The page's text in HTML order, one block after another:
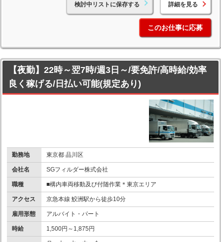
検討中リストに保存する 詳細を見る
このお仕事に応募
【夜勤】22時～翌7時/週3日～/要免許/高時給/効率
良く稼げる/日払い可能(規定あり)
勤務地 東京都 品川区
会社名 SGフィルダー株式会社
職種 ■構内車両移動及び付随作業＊東京エリア
アクセス 京急本線 鮫洲駅から徒歩10分
雇用形態 アルバイト・パート
時給 1,500円～1,875円